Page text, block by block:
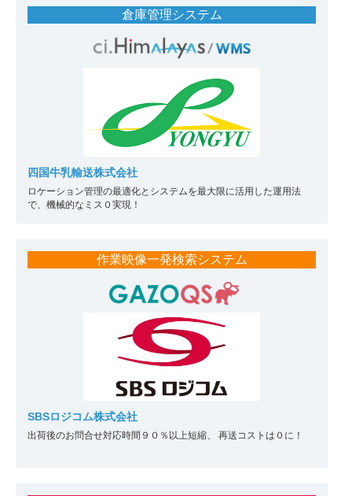
倉庫管理システム
四国牛乳輸送株式会社
ロケーション管理の最適化とシステムを最大限に活用した運用法
で、機械的なミス０実現！
作業映像一発検索システム
SBSロジコム株式会社
出荷後のお問合せ対応時間９０％以上短縮、 再送コストは０に！